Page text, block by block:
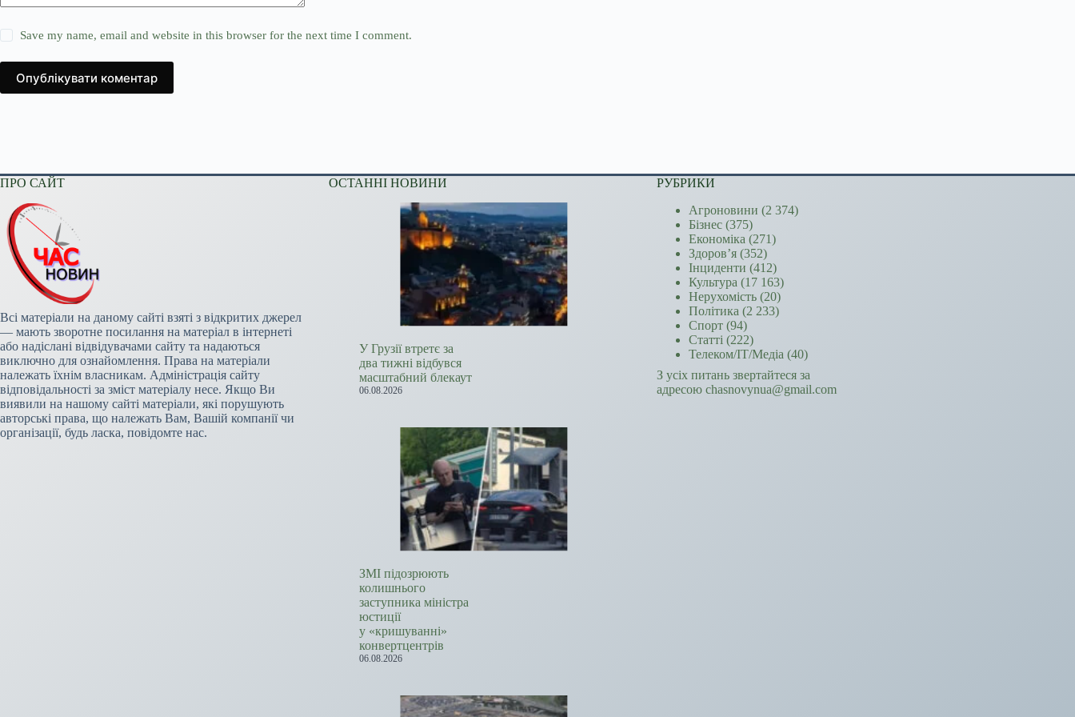
Save my name, email and website in this browser for the next time I comment.
Опублікувати коментар
ПРО САЙТ
Всі матеріали на даному сайті взяті з відкритих джерел
— мають зворотне посилання на матеріал в інтернеті
або надіслані відвідувачами сайту та надаються
виключно для ознайомлення. Права на матеріали
належать їхнім власникам. Адміністрація сайту
відповідальності за зміст матеріалу несе. Якщо Ви
виявили на нашому сайті матеріали, які порушують
авторські права, що належать Вам, Вашій компанії чи
організації, будь ласка, повідомте нас.
ОСТАННІ НОВИНИ
У Грузії втретє за
два тижні відбувся
масштабний блекаут
06.08.2026
ЗМІ підозрюють
колишнього
заступника міністра
юстиції
у «кришуванні»
конвертцентрів
06.08.2026
РУБРИКИ
Агроновини (2 374)
Бізнес (375)
Економіка (271)
Здоров’я (352)
Інциденти (412)
Культура (17 163)
Нерухомість (20)
Політика (2 233)
Спорт (94)
Статті (222)
Телеком/ІТ/Медіа (40)
З усіх питань звертайтеся за
адресою chasnovynua@gmail.com